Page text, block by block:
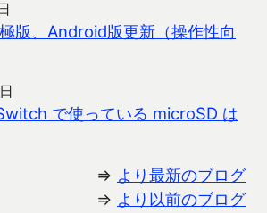
版、Android版更新（操作性向
で使っている microSD は
⇒ より最新のブログ
⇒ より以前のブログ